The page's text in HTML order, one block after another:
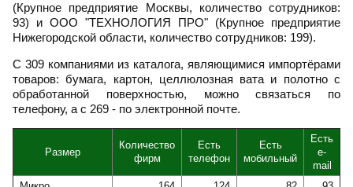
(Крупное предприятие Москвы, количество сотрудников:
93) и ООО "ТЕХНОЛОГИЯ ПРО" (Крупное предприятие
Нижегородской области, количество сотрудников: 199).
С 309 компаниями из каталога, являющимися импортёрами
товаров: бумага, картон, целлюлозная вата и полотно с
обработанной поверхностью, можно связаться по
телефону, а с 269 - по электронной почте.
Размер
Количество
фирм
Есть
телефон
Есть
мобильный
Есть
e-
mail